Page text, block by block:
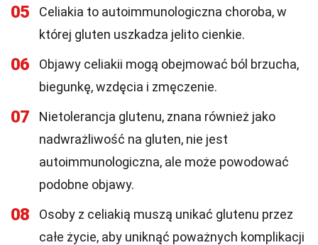
05
Celiakia to autoimmunologiczna choroba, w
której gluten uszkadza jelito cienkie.
06
Objawy celiakii mogą obejmować ból brzucha,
biegunkę, wzdęcia i zmęczenie.
07
Nietolerancja glutenu, znana również jako
nadwrażliwość na gluten, nie jest
autoimmunologiczna, ale może powodować
podobne objawy.
08
Osoby z celiakią muszą unikać glutenu przez
całe życie, aby uniknąć poważnych komplikacji